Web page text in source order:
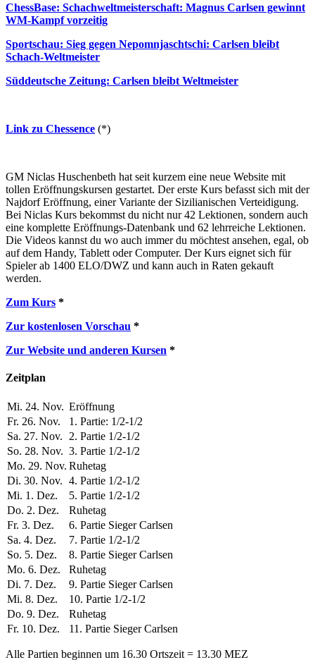
ChessBase: Schachweltmeisterschaft: Magnus Carlsen gewinnt
WM-Kampf vorzeitig
Sportschau: Sieg gegen Nepomnjaschtschi: Carlsen bleibt
Schach-Weltmeister
Süddeutsche Zeitung: Carlsen bleibt Weltmeister
Link zu Chessence (*)
GM Niclas Huschenbeth hat seit kurzem eine neue Website mit
tollen Eröffnungskursen gestartet. Der erste Kurs befasst sich mit der
Najdorf Eröffnung, einer Variante der Sizilianischen Verteidigung.
Bei Niclas Kurs bekommst du nicht nur 42 Lektionen, sondern auch
eine komplette Eröffnungs-Datenbank und 62 lehrreiche Lektionen.
Die Videos kannst du wo auch immer du möchtest ansehen, egal, ob
auf dem Handy, Tablett oder Computer. Der Kurs eignet sich für
Spieler ab 1400 ELO/DWZ und kann auch in Raten gekauft
werden.
Zum Kurs *
Zur kostenlosen Vorschau *
Zur Website und anderen Kursen *
Zeitplan
Mi. 24. Nov. Eröffnung
Fr. 26. Nov.
1. Partie: 1/2-1/2
Sa. 27. Nov.
2. Partie 1/2-1/2
So. 28. Nov. 3. Partie 1/2-1/2
Mo. 29. Nov. Ruhetag
Di. 30. Nov. 4. Partie 1/2-1/2
Mi. 1. Dez.
5. Partie 1/2-1/2
Do. 2. Dez.
Ruhetag
Fr. 3. Dez.
6. Partie Sieger Carlsen
Sa. 4. Dez.
7. Partie 1/2-1/2
So. 5. Dez.
8. Partie Sieger Carlsen
Mo. 6. Dez.
Ruhetag
Di. 7. Dez.
9. Partie Sieger Carlsen
Mi. 8. Dez.
10. Partie 1/2-1/2
Do. 9. Dez.
Ruhetag
Fr. 10. Dez.
11. Partie Sieger Carlsen
Alle Partien beginnen um 16.30 Ortszeit = 13.30 MEZ